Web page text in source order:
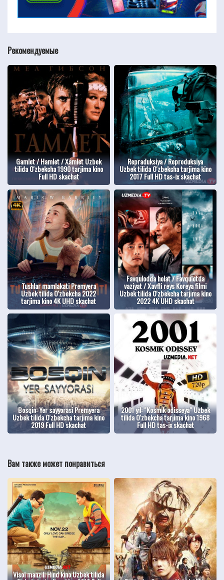
Рекомендуемые
Gamlet / Hamlet / Xamlet Uzbek
tilida O'zbekcha 1990 tarjima kino
Full HD skachat
Repraduksiya / Reproduksiya
Uzbek tilida O'zbekcha tarjima kino
2017 Full HD tas-ix skachat
Tushlar mamlakati Premyera
Uzbek tilida O'zbekcha 2022
tarjima kino 4K UHD skachat
Favqulodda holat / Favqulotda
vaziyat / Xavfli reys Koreya filmi
Uzbek tilida O'zbekcha tarjima kino
2022 4K UHD skachat
Bosqin: Yer sayyorasi Premyera
Uzbek tilida O'zbekcha tarjima kino
2019 Full HD skachat
2001 yil: "Kosmik odisseya" Uzbek
tilida O'zbekcha tarjima kino 1968
Full HD tas-ix skachat
Вам также может понравиться
Visol manzili Hind kino Uzbek tilida